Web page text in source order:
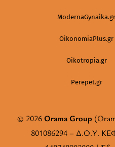
ModernaGynaika.gr
OikonomiaPlus.gr
Oikotropia.gr
Perepet.gr
© 2026Orama Group
801086294 – Δ.Ο.Υ.